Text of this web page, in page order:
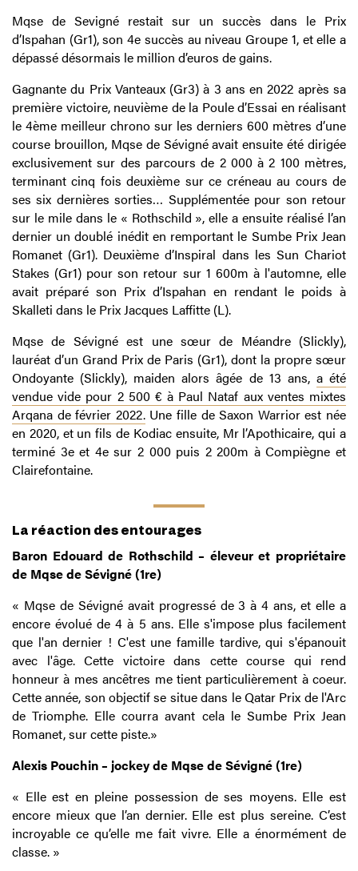
Mqse de Sevigné restait sur un succès dans le Prix
d’Ispahan (Gr1), son 4e succès au niveau Groupe 1, et elle a
dépassé désormais le million d’euros de gains.
Gagnante du Prix Vanteaux (Gr3) à 3 ans en 2022 après sa
première victoire, neuvième de la Poule d’Essai en réalisant
le 4ème meilleur chrono sur les derniers 600 mètres d’une
course brouillon, Mqse de Sévigné avait ensuite été dirigée
exclusivement sur des parcours de 2 000 à 2 100 mètres,
terminant cinq fois deuxième sur ce créneau au cours de
ses six dernières sorties… Supplémentée pour son retour
sur le mile dans le « Rothschild », elle a ensuite réalisé l’an
dernier un doublé inédit en remportant le Sumbe Prix Jean
Romanet (Gr1). Deuxième d’Inspiral dans les Sun Chariot
Stakes (Gr1) pour son retour sur 1 600m à l'automne, elle
avait préparé son Prix d’Ispahan en rendant le poids à
Skalleti dans le Prix Jacques Laffitte (L).
Mqse de Sévigné est une sœur de Méandre (Slickly),
lauréat d’un Grand Prix de Paris (Gr1), dont la propre sœur
Ondoyante (Slickly), maiden alors âgée de 13 ans, a été
vendue vide pour 2 500 € à Paul Nataf aux ventes mixtes
Arqana de février 2022.Une fille de Saxon Warrior est née
en 2020, et un fils de Kodiac ensuite, Mr l’Apothicaire, qui a
terminé 3e et 4e sur 2 000 puis 2 200m à Compiègne et
Clairefontaine.
La réaction des entourages
Baron Edouard de Rothschild – éleveur et propriétaire
de Mqse de Sévigné (1re)
« Mqse de Sévigné avait progressé de 3 à 4 ans, et elle a
encore évolué de 4 à 5 ans. Elle s'impose plus facilement
que l'an dernier ! C'est une famille tardive, qui s'épanouit
avec l'âge. Cette victoire dans cette course qui rend
honneur à mes ancêtres me tient particulièrement à coeur.
Cette année, son objectif se situe dans le Qatar Prix de l'Arc
de Triomphe. Elle courra avant cela le Sumbe Prix Jean
Romanet, sur cette piste.»
Alexis Pouchin – jockey de Mqse de Sévigné (1re)
« Elle est en pleine possession de ses moyens. Elle est
encore mieux que l’an dernier. Elle est plus sereine. C’est
incroyable ce qu’elle me fait vivre. Elle a énormément de
classe. »